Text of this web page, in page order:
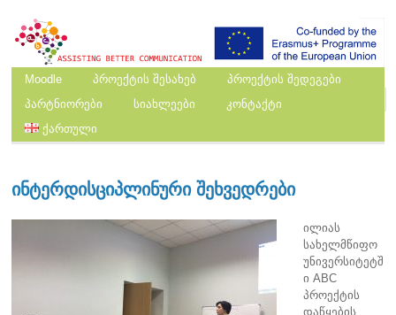
Moodle პროექტის შესახებ
პროექტის შედეგები
პარტნიორები
სიახლეები
კონტაქტი
ქართული
ინტერდისციპლინური შეხვედრები
ილიას
სახელმწიფო
უნივერსიტეტშ
ი ABC
პროექტის
დაწყების